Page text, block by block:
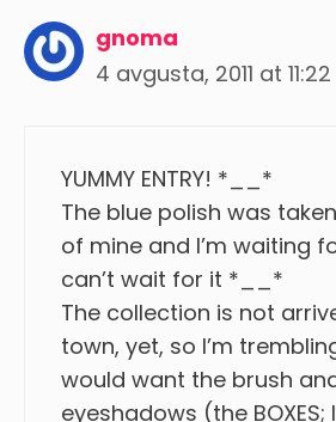
gnoma
4 avgusta, 2011 at 11:22
YUMMY ENTRY! *__*
The blue polish was
of mine and I’m waiting
can’t wait for it *__*
The collection is not
town, yet, so I’m
would want the brush
eyeshadows (the